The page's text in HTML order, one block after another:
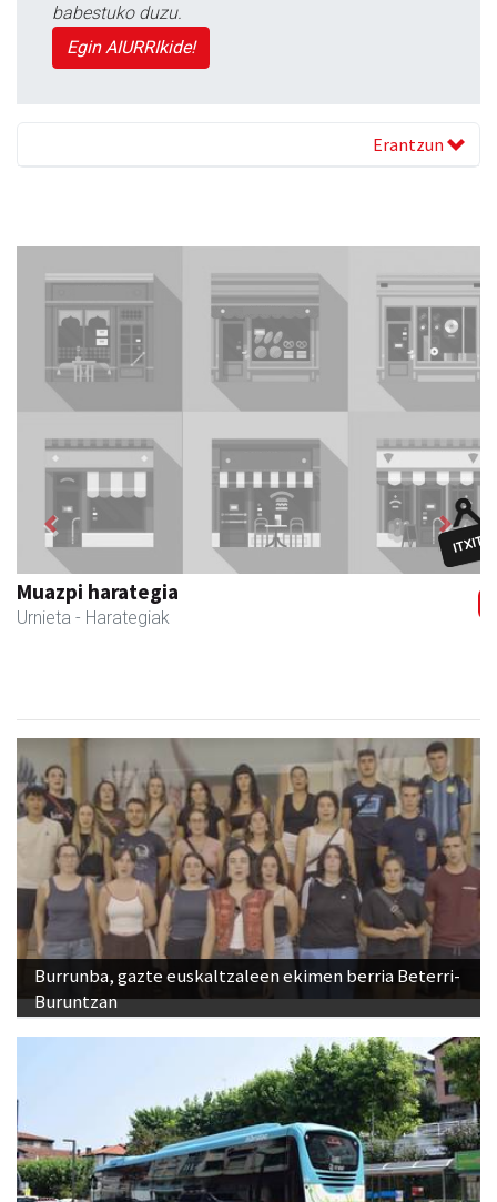
babestuko duzu.
Egin AIURRIkide!
Erantzun
Muazpi harategia
Urnieta - Harategiak
Previous Next
Burrunba, gazte euskaltzaleen ekimen berria Beterri-
Buruntzan